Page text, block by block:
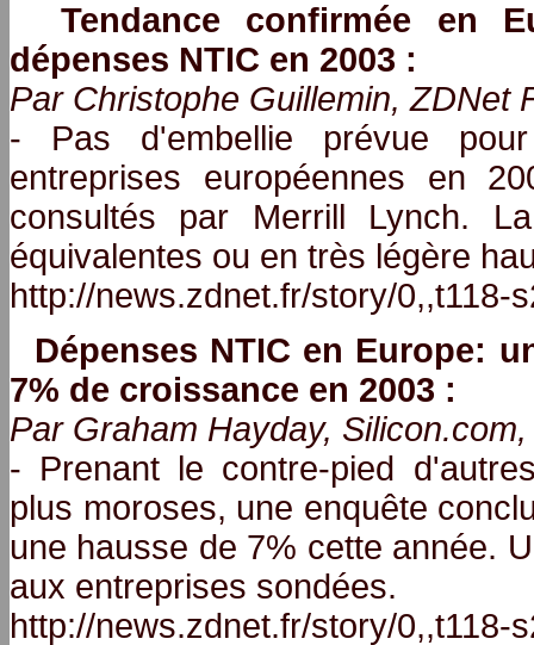
Tendance confirmée en
dépenses NTIC en 2003 :
Par Christophe Guillemin, ZDNet
- Pas d'embellie prévue
entreprises européennes en
consultés par Merrill Lynch.
équivalentes ou en très légère
http://news.zdnet.fr/story/0,,t118-
Dépenses NTIC en Europe:
7% de croissance en 2003 :
Par Graham Hayday,
- Prenant le contre-pied
plus moroses, une enquête
une hausse de 7% cette année.
aux entreprises sondées.
http://news.zdnet.fr/story/0,,t118-